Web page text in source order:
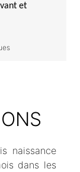
et
naissance
dans les